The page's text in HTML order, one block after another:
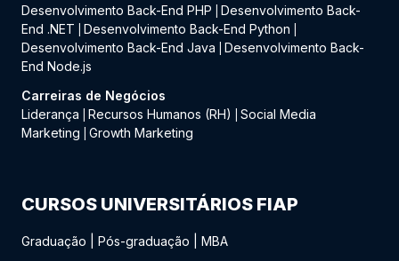
Desenvolvimento Back-End PHP
Desenvolvimento Back-
End .NET
Desenvolvimento Back-End Python
Desenvolvimento Back-End Java
Desenvolvimento Back-
End Node.js
Carreiras de Negócios
Liderança
Recursos Humanos (RH)
Social Media
Marketing
Growth Marketing
CURSOS UNIVERSITÁRIOS FIAP
Graduação Pós-graduação MBA